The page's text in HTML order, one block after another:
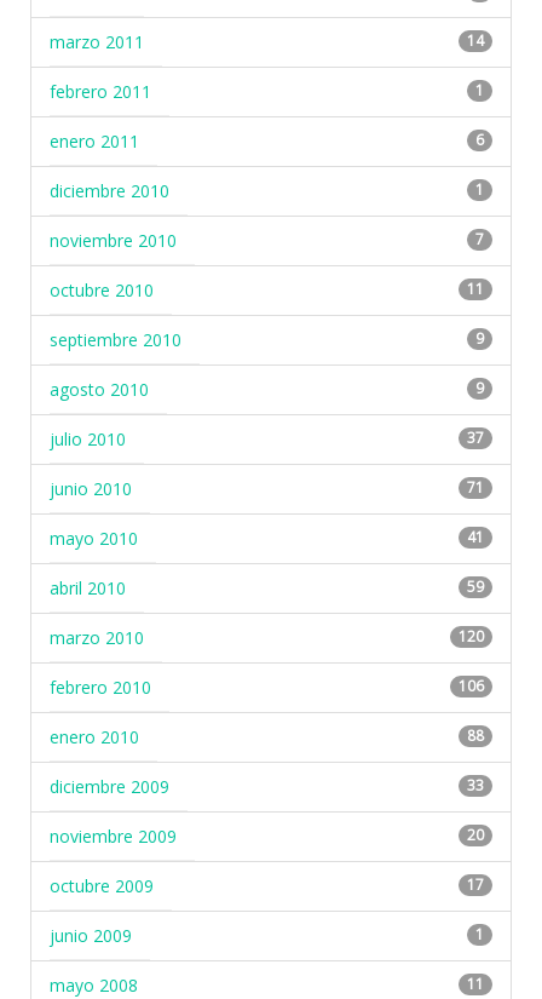
marzo 2011 14
febrero 2011 1
enero 2011 6
diciembre 2010 1
noviembre 2010 7
octubre 2010 11
septiembre 2010 9
agosto 2010 9
julio 2010 37
junio 2010 71
mayo 2010 41
abril 2010 59
marzo 2010 120
febrero 2010 106
enero 2010 88
diciembre 2009 33
noviembre 2009 20
octubre 2009 17
junio 2009 1
mayo 2008 11